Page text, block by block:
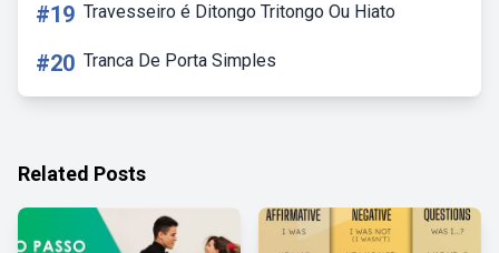
#19 Travesseiro é Ditongo Tritongo Ou Hiato
#20 Tranca De Porta Simples
Related Posts